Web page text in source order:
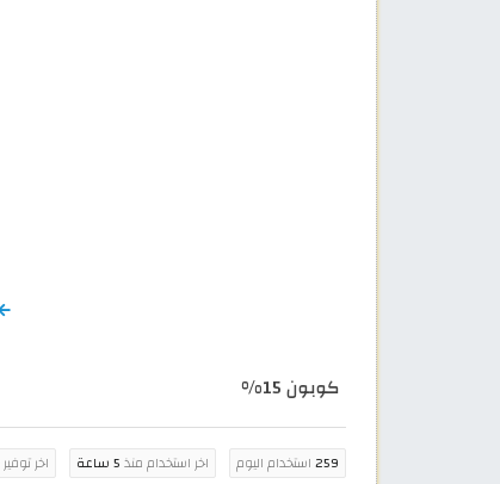
كوبون 15%
259استخدام اليوم اخر استخدام منذ5 ساعة اخر توفير